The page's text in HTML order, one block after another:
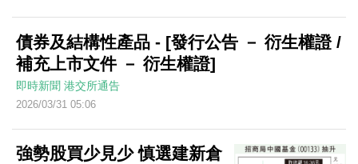
債券及結構性產品 - [發行公告 － 衍生權證 /
補充上市文件 － 衍生權證]
即時新聞 港交所通告
2026/03/31 05:06
強勢股買少見少 慎選建新倉